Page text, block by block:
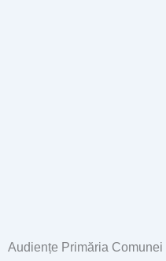
Audiențe Primăria Comunei